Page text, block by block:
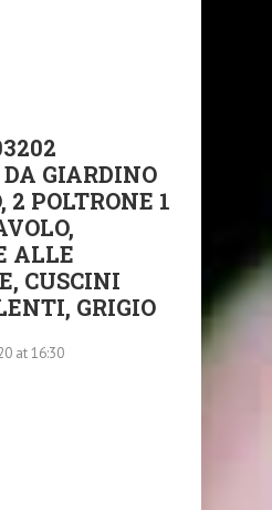
GIARDINO
POLTRONE 1
ALLE
CUSCINI
GRIGIO
at 16:30